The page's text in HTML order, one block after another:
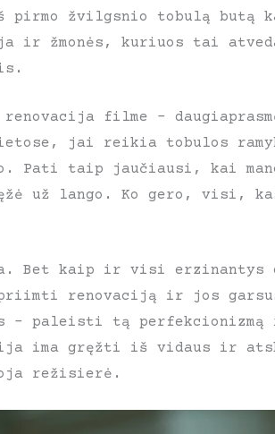
žvilgsnio tobulą butą
ir žmonės, kuriuos tai
filme –
jai reikia tobulos
taip jaučiausi, kai mano
už lango. Ko gero, visi,
Bet kaip ir visi erzinantys
priimti renovaciją ir jos
– paleisti tą
ima gręžti iš vidaus ir
režisierė.